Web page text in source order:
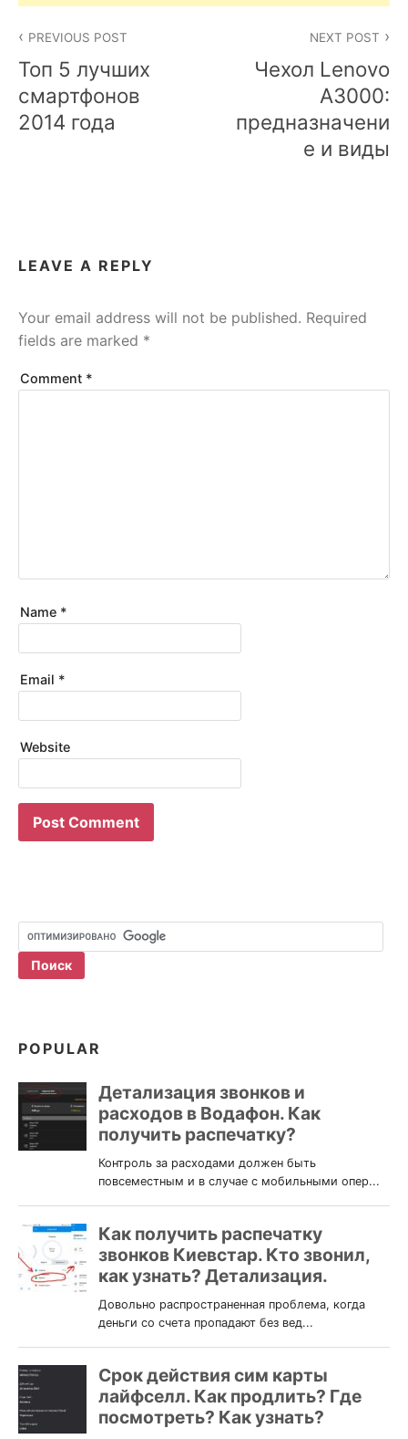
navigation
PREVIOUS POST
Топ 5 лучших
смартфонов
2014 года
NEXT POST
Чехол Lenovo
A3000:
предназначени
е и виды
LEAVE A REPLY
Your email address will not be published. Required
fields are marked *
Comment *
Name *
Email *
Website
POPULAR